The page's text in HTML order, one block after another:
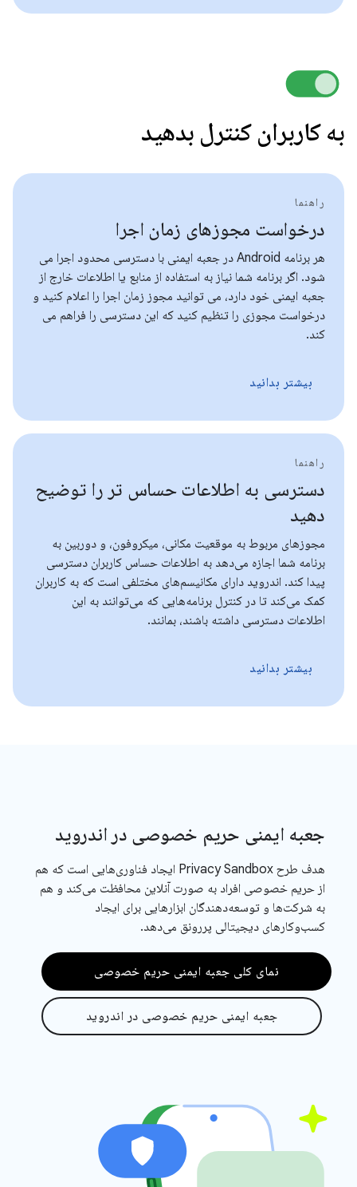
به کاربران کنترل بدهید
راهنما
درخواست مجوزهای زمان اجرا
هر برنامه Android در جعبه ایمنی با دسترسی محدود اجرا می
شود. اگر برنامه شما نیاز به استفاده از منابع یا اطلاعات خارج از
جعبه ایمنی خود دارد، می توانید مجوز زمان اجرا را اعلام کنید و
درخواست مجوزی را تنظیم کنید که این دسترسی را فراهم می
کند.
بیشتر بدانید
راهنما
دسترسی به اطلاعات حساس تر را توضیح
دهید
مجوزهای مربوط به موقعیت مکانی، میکروفون، و دوربین به
برنامه شما اجازه می‌دهد به اطلاعات حساس کاربران دسترسی
پیدا کند. اندروید دارای مکانیسم‌های مختلفی است که به کاربران
کمک می‌کند تا در کنترل برنامه‌هایی که می‌توانند به این
اطلاعات دسترسی داشته باشند، بمانند.
بیشتر بدانید
جعبه ایمنی حریم خصوصی در اندروید
هدف طرح Privacy Sandbox ایجاد فناوری‌هایی است که هم
از حریم خصوصی افراد به صورت آنلاین محافظت می‌کند و هم
به شرکت‌ها و توسعه‌دهندگان ابزارهایی برای ایجاد
کسب‌وکارهای دیجیتالی پررونق می‌دهد.
نمای کلی جعبه ایمنی حریم خصوصی
جعبه ایمنی حریم خصوصی در اندروید